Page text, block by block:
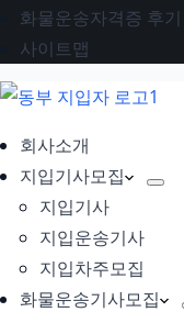
화물운송자격증 후기
사이트맵
회사소개
지입기사모집
지입기사
지입운송기사
지입차주모집
화물운송기사모집